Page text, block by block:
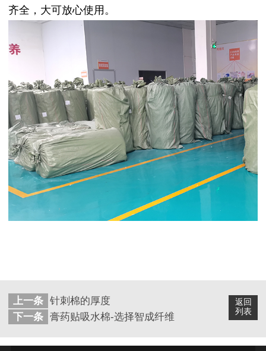
齐全，大可放心使用。
返回
列表
上一条 针刺棉的厚度
下一条 膏药贴吸水棉-选择智成纤维